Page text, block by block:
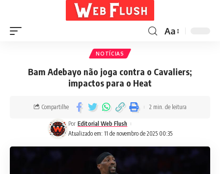
Aa
NOTÍCIAS
Bam Adebayo não joga contra o Cavaliers;
impactos para o Heat
Atualizado em: 11 de novembro de 2025 00:35
Por Editorial Web Flush
Compartilhe 2 min. de leitura